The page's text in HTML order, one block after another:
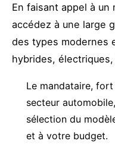
En faisant appel à un
accédez à une large
des types modernes
hybrides,
Le mandataire,
secteur
sélection du
et à votre budget.